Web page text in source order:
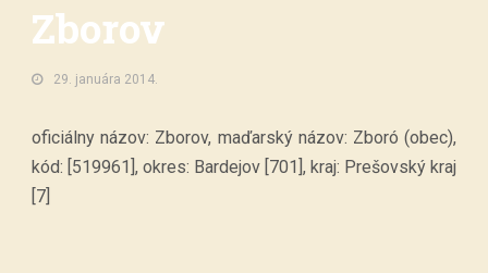
Zborov
29. januára 2014.
oficiálny názov: Zborov, maďarský názov: Zboró (obec),
kód: [519961], okres: Bardejov [701], kraj: Prešovský kraj
[7]